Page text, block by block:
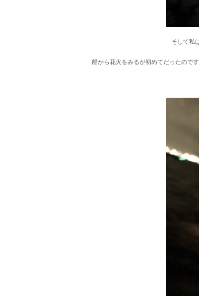
そして私
船から花火をみるが初めてだったので